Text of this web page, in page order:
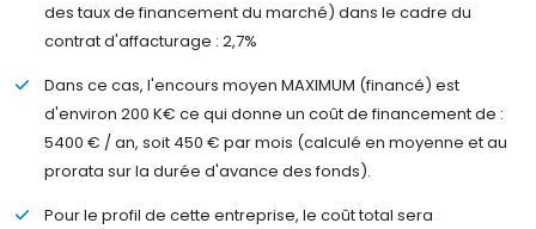
des taux de financement du marché) dans le cadre du
contrat d'affacturage : 2,7%
Dans ce cas, l'encours moyen MAXIMUM (financé) est
d'environ 200 K€ ce qui donne un coût de financement de :
5400 € / an, soit 450 € par mois (calculé en moyenne et au
prorata sur la durée d'avance des fonds).
Pour le profil de cette entreprise, le coût total sera